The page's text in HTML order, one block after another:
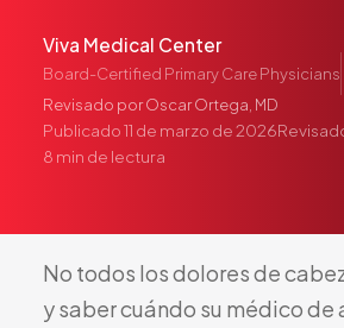
Salud del Adolescente
Tratamiento Hormonal
Medicina Concierge
Terapia IV
Pérdida de Peso
Viva Medical Center
Board-Certified Primary Care Physicians
Revisado porOscar Ortega, MD
Publicado11 de marzo de 2026
8 min de lectura
No todos losdoloresde
ysabercuándo su médicode